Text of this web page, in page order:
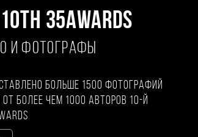
10TH 35AWARDS
И ФОТОГРАФЫ
больше 1500 фотографий
более чем 1000 авторов 10-й